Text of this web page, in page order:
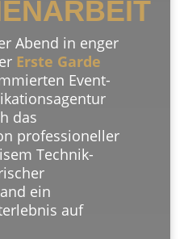
Abend in enger
Erste Garde
Event-
das
professioneller
Technik-
ein
auf